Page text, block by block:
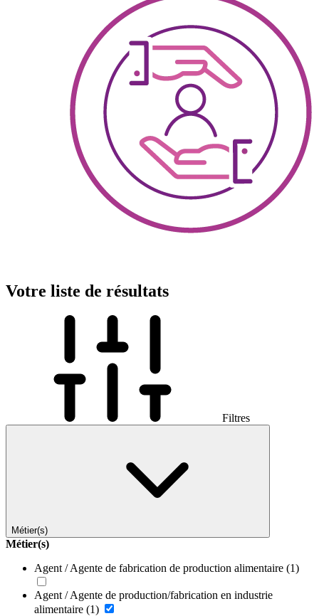
Votre liste de résultats
Filtres
Métier(s)
Métier(s)
Agent / Agente de fabrication de production alimentaire (1)
Agent / Agente de production/fabrication en industrie
alimentaire (1)